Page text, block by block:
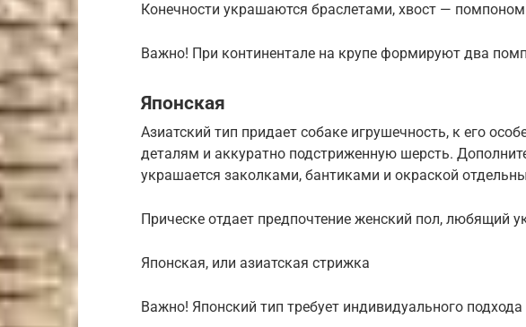
Конечности украшаются браслетами, хвост —
Важно! При континентале на крупе формируют два
Японская
Азиатский тип придает собаке игрушечность, к его
деталям и аккуратно подстриженную шерсть.
украшается заколками, бантиками и окраской
Прическе отдает предпочтение женский пол, любящий
Японская, или азиатская стрижка
Важно! Японский тип требует индивидуального